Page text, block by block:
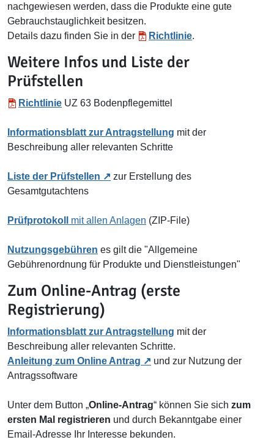
nachgewiesen werden, dass die Produkte eine gute
Gebrauchstauglichkeit besitzen.
Details dazu finden Sie in der
Richtlinie.
Weitere Infos und Liste der
Prüfstellen
Richtlinie UZ 63 Bodenpflegemittel
Informationsblatt zur Antragstellung mit der
Beschreibung aller relevanten Schritte
Liste der Prüfstellen
zur Erstellung des
Gesamtgutachtens
Prüfprotokoll mit allen Anlagen (ZIP-File)
Nutzungsgebühren es gilt die "Allgemeine
Gebührenordnung für Produkte und Dienstleistungen"
Zum Online-Antrag (erste
Registrierung)
Informationsblatt zur Antragstellung mit der
Beschreibung aller relevanten Schritte.
Anleitung zum Online Antrag
und zur Nutzung der
Antragssoftware
Unter dem Button „Online-Antrag“ können Sie sich zum
ersten Mal registrieren und durch Bekanntgabe einer
Email-Adresse Ihr Interesse bekunden.